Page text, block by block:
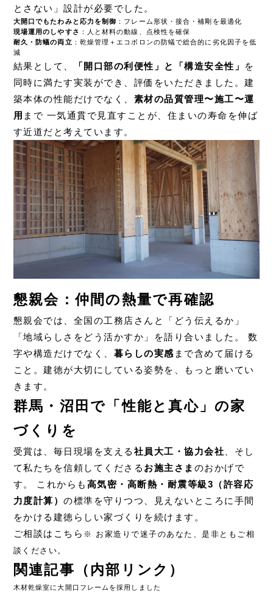
とさない」設計が必要でした。
大開口でもたわみと応力を制御 ：フレーム形状・接合・補剛を最適化
現場運用のしやすさ ：人と材料の動線、点検性を確保
耐久・防蟻の両立 ：乾燥管理＋エコボロンの防蟻で総合的に劣化因子を低
減
結果として、 「開口部の利便性」と「構造安全性」 を
同時に満たす実装ができ、評価をいただきました。建
築本体の性能だけでなく、 素材の品質管理〜施工〜運
用 まで 一気通貫で見直すことが、住まいの寿命を伸ば
す近道だと考えています。
懇親会：仲間の熱量で再確認
懇親会では、全国の工務店さんと「どう伝えるか」
「地域らしさをどう活かすか」を語り合いました。 数
字や構造だけでなく、 暮らしの実感 まで含めて届ける
こと。建徳が大切にしている姿勢を、もっと磨いてい
きます。
群馬・沼田で「性能と真心」の家
づくりを
受賞は、毎日現場を支える 社員大工・協力会社 、そし
て私たちを信頼してくださる お施主さま のおかげで
す。 これからも 高気密・高断熱・耐震等級3（許容応
力度計算）の標準を守りつつ、見えないところに手間
をかける建徳らしい家づくりを続けます。
ご相談はこちら ※ お家造りで迷子のあなた、是非ともご相
談ください。
関連記事（内部リンク）
木材乾燥室に大開口フレームを採用しました